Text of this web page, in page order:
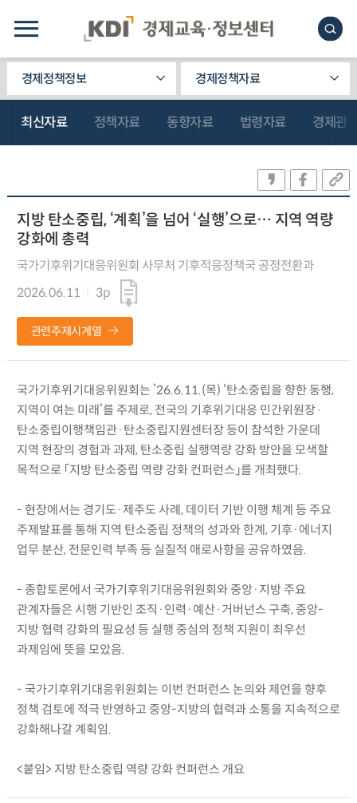
경제정책정보 경제정책자료
최신자료 정책자료 동향자료 법령자료 경제관
지방 탄소중립, ‘계획’을 넘어 ‘실행’으로… 지역 역량
강화에 총력
국가기후위기대응위원회 사무처 기후적응정책국 공정전환과
2026.06.11
3p
관련주제시계열
국가기후위기대응위원회는 ’26.6.11.(목) ‘탄소중립을 향한 동행,
지역이 여는 미래’를 주제로, 전국의 기후위기대응 민간위원장·
탄소중립이행책임관·탄소중립지원센터장 등이 참석한 가운데
지역 현장의 경험과 과제, 탄소중립 실행역량 강화 방안을 모색할
목적으로 「지방 탄소중립 역량 강화 컨퍼런스」를 개최했다.
- 현장에서는 경기도·제주도 사례, 데이터 기반 이행 체계 등 주요
주제발표를 통해 지역 탄소중립 정책의 성과와 한계, 기후·에너지
업무 분산, 전문인력 부족 등 실질적 애로사항을 공유하였음.
- 종합토론에서 국가기후위기대응위원회와 중앙·지방 주요
관계자들은 시행 기반인 조직·인력·예산·거버넌스 구축, 중앙-
지방 협력 강화의 필요성 등 실행 중심의 정책 지원이 최우선
과제임에 뜻을 모았음.
- 국가기후위기대응위원회는 이번 컨퍼런스 논의와 제언을 향후
정책 검토에 적극 반영하고 중앙-지방의 협력과 소통을 지속적으로
강화해나갈 계획임.
<붙임> 지방 탄소중립 역량 강화 컨퍼런스 개요